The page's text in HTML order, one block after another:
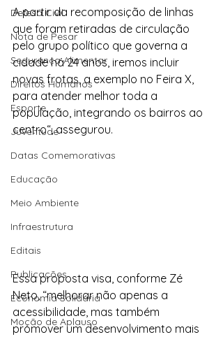
Defesa Civil
Nota de Pesar
Segurança Alimentar
Direitos Humanos
Esporte
Juventude
Datas Comemorativas
Educação
Meio Ambiente
Infraestrutura
Editais
Publicações
Economia Solidária
Moção de Aplauso
A partir da recomposição de linhas
que foram retiradas de circulação
pelo grupo político que governa a
cidade há 24 anos, iremos incluir
novas frotas, a exemplo no Feira X,
para atender melhor toda a
população, integrando os bairros ao
centro“, assegurou.
Essa proposta visa, conforme Zé
Neto, “melhorar não apenas a
acessibilidade, mas também
promover um desenvolvimento mais